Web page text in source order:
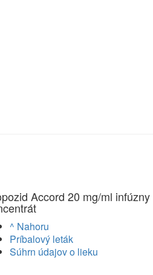
Accord 20 mg/ml infúzny
^ Nahoru
Príbalový leták
Súhrn údajov o lieku